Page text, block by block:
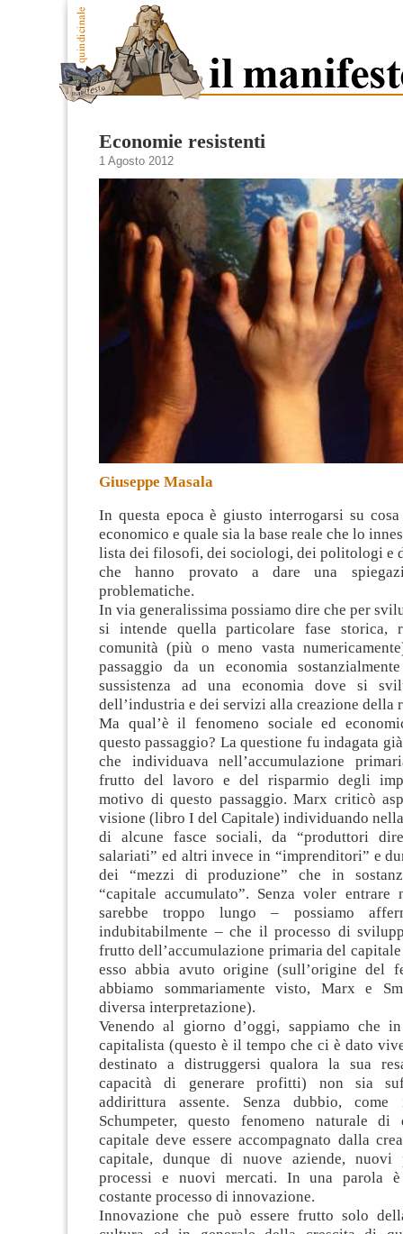
Economie resistenti
1 Agosto 2012
Giuseppe Masala
In questa epoca è giusto interrogarsi su
economico e quale sia la base reale che lo
lista dei filosofi, dei sociologi, dei politologi e
che hanno provato a dare una
problematiche.
In via generalissima possiamo dire che per
si intende quella particolare fase storica,
comunità (più o meno vasta
passaggio da un economia
sussistenza ad una economia dove si
dell’industria e dei servizi alla creazione della
Ma qual’è il fenomeno sociale ed
questo passaggio? La questione fu indagata
che individuava nell’accumulazione
frutto del lavoro e del risparmio degli
motivo di questo passaggio. Marx criticò
visione (libro I del Capitale) individuando
di alcune fasce sociali, da “produttori
salariati” ed altri invece in “imprenditori” e
dei “mezzi di produzione” che in
“capitale accumulato”. Senza voler
sarebbe troppo lungo – possiamo
indubitabilmente – che il processo di
frutto dell’accumulazione primaria del
esso abbia avuto origine (sull’origine del
abbiamo sommariamente visto, Marx e
diversa interpretazione).
Venendo al giorno d’oggi, sappiamo che
capitalista (questo è il tempo che ci è dato
destinato a distruggersi qualora la sua
capacità di generare profitti) non sia
addirittura assente. Senza dubbio, come
Schumpeter, questo fenomeno naturale di
capitale deve essere accompagnato dalla
capitale, dunque di nuove aziende, nuovi
processi e nuovi mercati. In una parola è
costante processo di innovazione.
Innovazione che può essere frutto solo